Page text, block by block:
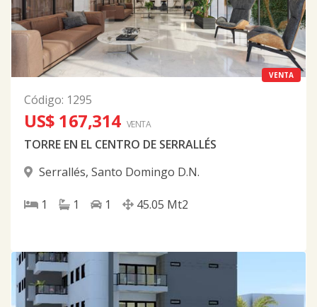
VENTA
Código: 1295
US$ 167,314 VENTA
TORRE EN EL CENTRO DE SERRALLÉS
Serrallés, Santo Domingo D.N.
1 1 1 45.05 Mt2